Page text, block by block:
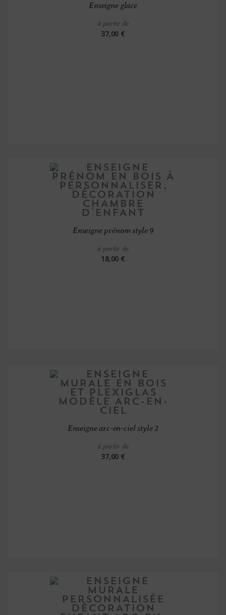
Enseigne glace
à partir de
37,00 €
Enseigne prénom style 9
à partir de
18,00 €
Enseigne arc-en-ciel style 2
à partir de
37,00 €